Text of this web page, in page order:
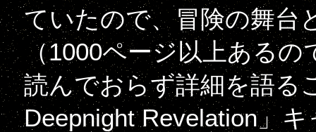
ていたので、冒険の舞台
（1000ページ以上ある
読んでおらず詳細を語る
Deepnight Revelation」